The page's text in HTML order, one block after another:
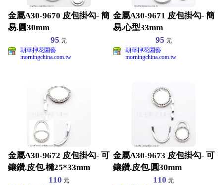
金屬A30-9670 皮包掛勾- 簡
易.圓30mm
95 元
朝華押花園藝
morningchina.com.tw
金屬A30-9671 皮包掛勾- 簡
易.心型33mm
95 元
朝華押花園藝
morningchina.com.tw
金屬A30-9672 皮包掛勾- 可
鑲鑽.皮包.橢25*33mm
110 元
金屬A30-9673 皮包掛勾- 可
鑲鑽.皮包.圓30mm
110 元